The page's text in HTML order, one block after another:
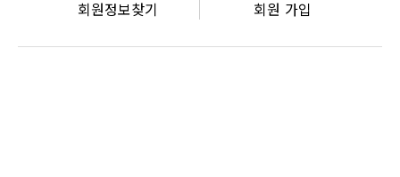
회원정보찾기 회원 가입